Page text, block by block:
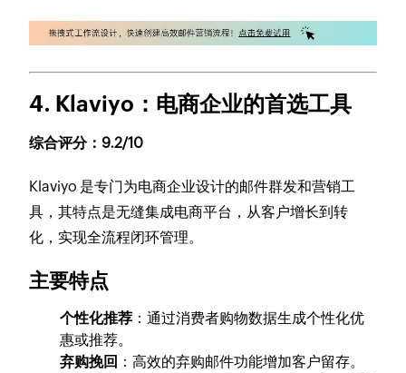
4. Klaviyo ：电商企业的首选工具
综合评分：9.2/10
Klaviyo 是专门为电商企业设计的邮件群发和营销工
具，其特点是无缝集成电商平台，从客户增长到转
化，实现全流程闭环管理。
主要特点
个性化推荐 ：通过消费者购物数据生成个性化优
惠或推荐。
弃购挽回 ：高效的弃购邮件功能增加客户留存。